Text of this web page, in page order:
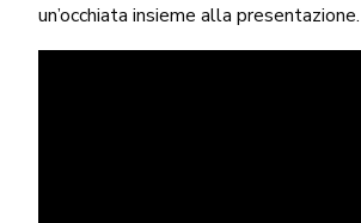
un’occhiata insieme alla presentazione.